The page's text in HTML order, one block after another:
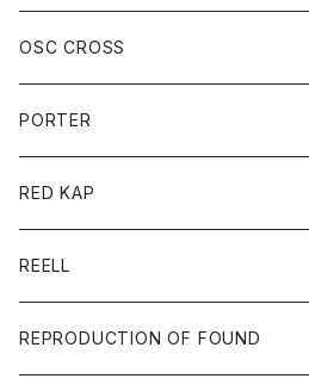
ロングスリーブＴシャツ
アウター
コート
ジャケット
アクセサリー
バッグ
キッズ
Tシャツ
帽子
グッズ
靴
トップス
OSC CROSS
ダウンジャケット
PORTER
カードホルダー
キーホルダー
財布
RED KAP
REELL
パンツ
REPRODUCTION OF FOUND